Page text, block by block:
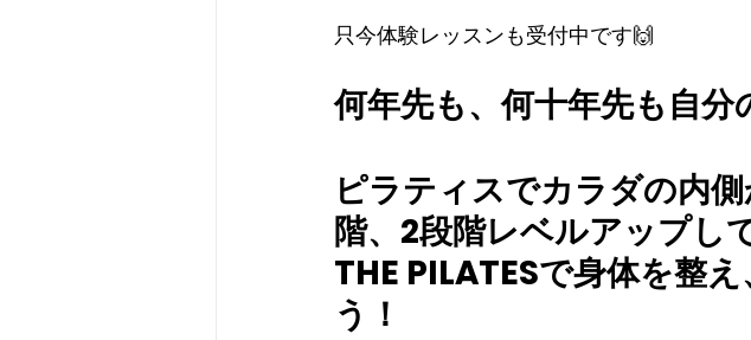
只今体験レッスンも受付中です🙌
何年先も、何十年先も自分
ピラティスでカラダの内
階、2段階レベルアップし
THE PILATESで身体を整
う！